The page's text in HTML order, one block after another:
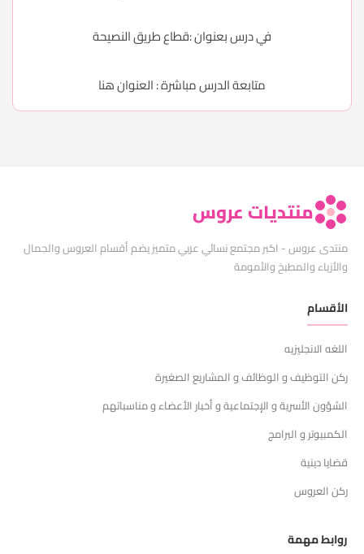
في درس بعنوان :قطاع طريق النصيحة
متابعة الدرس مباشرة : العنوانهنا
منتديات عروس
منتدى عروس - اكبر مجتمع نسائي عربي متميز يضم أقسام العروس والجمال
والأزياء والمطبخ والأمومة
الأقسام
اللغه الانجليزيه
ركن التوظيف و الوظائف و المشاريع الصغيرة
الشؤون الأسرية و الإجتماعية و أخبار الأعضاء و مناسباتهم
الكمبيوتر و البرامج
قضايا دينية
ركن العروس
روابط مهمة